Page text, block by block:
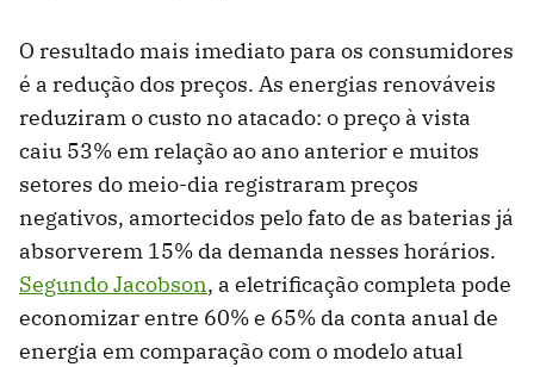
O resultado mais imediato para os consumidores
é a redução dos preços. As energias renováveis ​​
reduziram o custo no atacado: o preço à vista
caiu 53% em relação ao ano anterior e muitos
setores do meio-dia registraram preços
negativos, amortecidos pelo fato de as baterias já
absorverem 15% da demanda nesses horários.
Segundo Jacobson, a eletrificação completa pode
economizar entre 60% e 65% da conta anual de
energia em comparação com o modelo atual